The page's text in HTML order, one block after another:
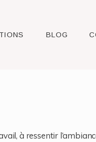
BLOG
à ressentir